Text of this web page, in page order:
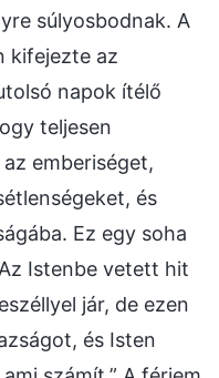
súlyosbodnak. A
kifejezte az
napok ítélő
teljesen
emberiséget,
és
Ez egy soha
Istenbe vetett hit
jár, de ezen
és Isten